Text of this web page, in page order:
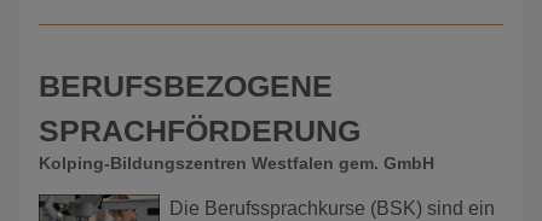
BERUFSBEZOGENE
SPRACHFÖRDERUNG
Kolping-Bildungszentren Westfalen gem. GmbH
Die Berufssprachkurse (BSK) sind ein